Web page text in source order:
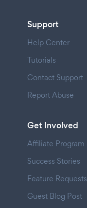
Support
Help Center
Tutorials
Contact Support
Report Abuse
Get Involved
Affiliate Program
Success Stories
Feature Requests
Guest Blog Post